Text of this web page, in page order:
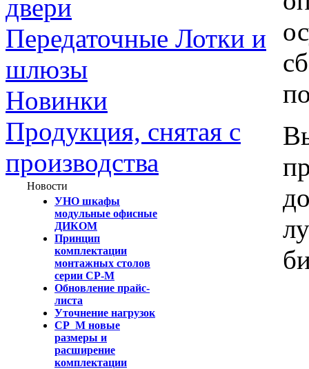
двери
Передаточные Лотки и
шлюзы
Новинки
Продукция, снятая с
производства
Новости
УНО шкафы
модульные офисные
ДИКОМ
Принцип
комплектации
монтажных столов
серии СР-М
Обновление прайс-
листа
Уточнение нагрузок
СР_М новые
размеры и
расширение
комплектации